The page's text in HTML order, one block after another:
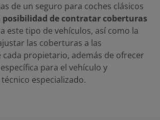
de un seguro para coches clásicos
posibilidad de contratar coberturas
este tipo de vehículos, así como la
las coberturas a las
cada propietario, además de ofrecer
para el vehículo y
especializado.